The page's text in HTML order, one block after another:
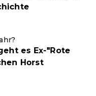
es Ex-"Rote
Horst